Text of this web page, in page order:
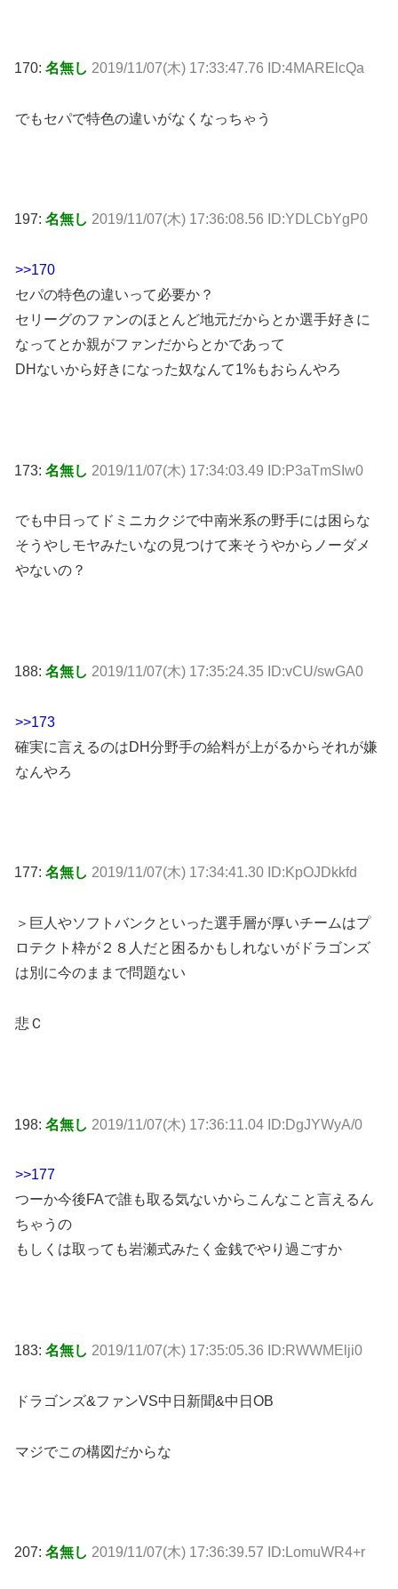
170: 名無し 2019/11/07(木) 17:33:47.76 ID:4MARElcQa
でもセパで特色の違いがなくなっちゃう
197: 名無し 2019/11/07(木) 17:36:08.56 ID:YDLCbYgP0
>>170
セパの特色の違いって必要か？
セリーグのファンのほとんど地元だからとか選手好きに
なってとか親がファンだからとかであって
DHないから好きになった奴なんて1%もおらんやろ
173: 名無し 2019/11/07(木) 17:34:03.49 ID:P3aTmSIw0
でも中日ってドミニカクジで中南米系の野手には困らな
そうやしモヤみたいなの見つけて来そうやからノーダメ
やないの？
188: 名無し 2019/11/07(木) 17:35:24.35 ID:vCU/swGA0
>>173
確実に言えるのはDH分野手の給料が上がるからそれが嫌
なんやろ
177: 名無し 2019/11/07(木) 17:34:41.30 ID:KpOJDkkfd
＞巨人やソフトバンクといった選手層が厚いチームはプ
ロテクト枠が２８人だと困るかもしれないがドラゴンズ
は別に今のままで問題ない
悲Ｃ
198: 名無し 2019/11/07(木) 17:36:11.04 ID:DgJYWyA/0
>>177
つーか今後FAで誰も取る気ないからこんなこと言えるん
ちゃうの
もしくは取っても岩瀬式みたく金銭でやり過ごすか
183: 名無し 2019/11/07(木) 17:35:05.36 ID:RWWMElji0
ドラゴンズ&ファンVS中日新聞&中日OB
マジでこの構図だからな
207: 名無し 2019/11/07(木) 17:36:39.57 ID:LomuWR4+r